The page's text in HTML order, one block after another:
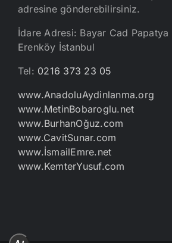
adresine gönderebilirsiniz.
İdare Adresi: Bayar Cad Papatya
Erenköy İstanbul
Tel: 0216 373 23 05
www.AnadoluAydinlanma.org
www.MetinBobaroglu.net
www.BurhanOğuz.com
www.CavitSunar.com
www.İsmailEmre.net
www.KemterYusuf.com